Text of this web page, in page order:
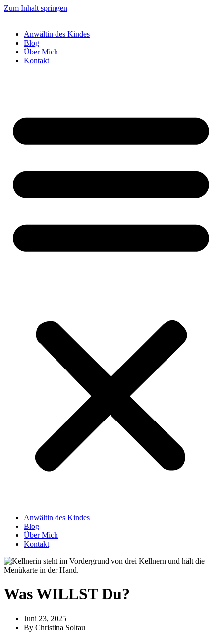
Zum Inhalt springen
Anwältin des Kindes
Blog
Über Mich
Kontakt
Anwältin des Kindes
Blog
Über Mich
Kontakt
Was WILLST Du?
Juni 23, 2025
By Christina Soltau